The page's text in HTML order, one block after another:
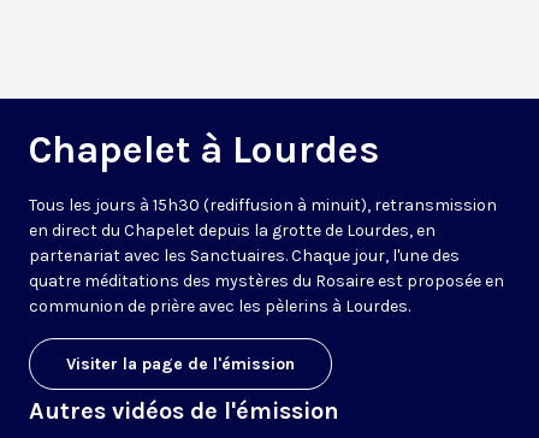
Chapelet à Lourdes
Tous les jours à 15h30 (rediffusion à minuit), retransmission
en direct du Chapelet depuis la grotte de Lourdes, en
partenariat avec les Sanctuaires. Chaque jour, l'une des
quatre méditations des mystères du Rosaire est proposée en
communion de prière avec les pèlerins à Lourdes.
Visiter la page de l'émission
Autres vidéos de l'émission